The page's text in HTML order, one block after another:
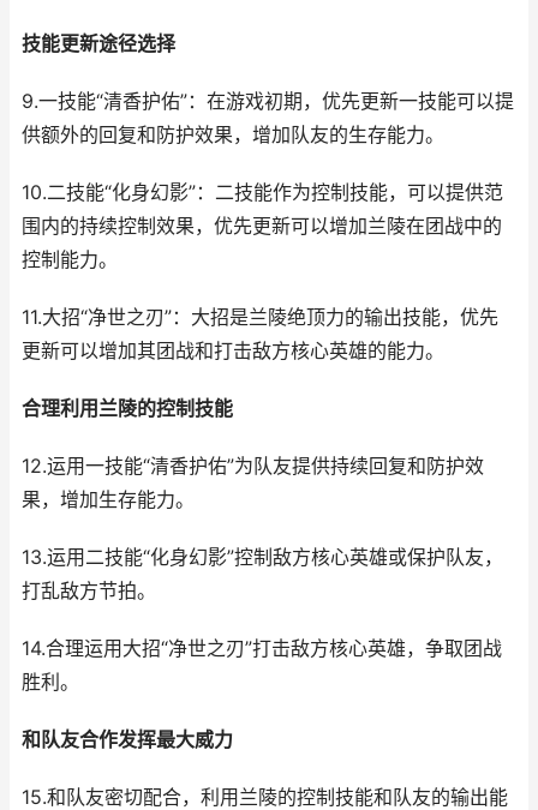
技能更新途径选择
9.一技能“清香护佑”：在游戏初期，优先更新一技能可以提
供额外的回复和防护效果，增加队友的生存能力。
10.二技能“化身幻影”：二技能作为控制技能，可以提供范
围内的持续控制效果，优先更新可以增加兰陵在团战中的
控制能力。
11.大招“净世之刃”：大招是兰陵绝顶力的输出技能，优先
更新可以增加其团战和打击敌方核心英雄的能力。
合理利用兰陵的控制技能
12.运用一技能“清香护佑”为队友提供持续回复和防护效
果，增加生存能力。
13.运用二技能“化身幻影”控制敌方核心英雄或保护队友，
打乱敌方节拍。
14.合理运用大招“净世之刃”打击敌方核心英雄，争取团战
胜利。
和队友合作发挥最大威力
15.和队友密切配合，利用兰陵的控制技能和队友的输出能